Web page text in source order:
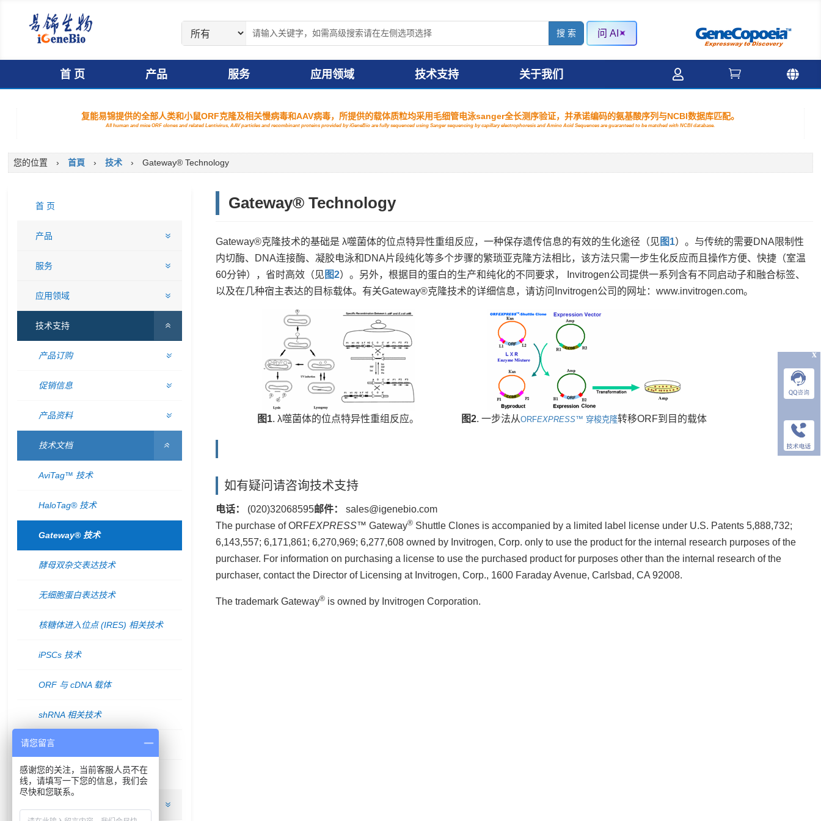
问 AI
首 页 产品 服务 应用领域 技术支持 关于我们   
复能易锦提供的全部人类和小鼠ORF克隆及相关慢病毒和AAV病毒，所提供的载体质粒均采用毛细管电泳sanger全长测序验证，并承诺编码的氨基酸序列与NCBI数据库匹配。
All human and mice ORF clones and related Lentivirus, AAV particles and recombinant proteins provided by iGeneBio are fully sequenced using Sanger sequencing by capillary electrophoresis and Amino Acid Sequences are guaranteed to be matched with NCBI database.
您的位置 › 首頁 › 技术 › Gateway® Technology
首 页
产品
服务
应用领域
技术支持
产品订购
促销信息
产品资料
技术文档
AviTag™ 技术
HaloTag® 技术
Gateway® 技术
酵母双杂交表达技术
无细胞蛋白表达技术
核糖体进入位点 (IRES) 相关技术
iPSCs 技术
ORF 与 cDNA 载体
shRNA 相关技术
miRNA 相关技术
慢病毒相关技术
Gateway® Technology
Gateway®克隆技术的基础是 λ噬菌体的位点特异性重组反应，一种保存遗传信息的有效的生化途径（见 图1）。与传统的需要DNA限制性
内切酶、DNA连接酶、凝胶电泳和DNA片段纯化等多个步骤的繁琐亚克隆方法相比，该方法只需一步生化反应而且操作方便、快捷（室温
60分钟），省时高效（见 图2）。另外，根据目的蛋白的生产和纯化的不同要求， Invitrogen公司提供一系列含有不同启动子和融合标签、
以及在几种宿主表达的目标载体。有关Gateway®克隆技术的详细信息，请访问Invitrogen公司的网址：www.invitrogen.com。
图1. λ噬菌体的位点特异性重组反应。 图2. 一步法从ORFEXPRESS™ 穿梭克隆转移ORF到目的载体
如有疑问请咨询技术支持
电话： (020)32068595邮件： sales@igenebio.com
The purchase of ORFEXPRESS™ Gateway®Shuttle Clones is accompanied by a limited label license under U.S. Patents 5,888,732;
6,143,557; 6,171,861; 6,270,969; 6,277,608 owned by Invitrogen, Corp. only to use the product for the internal research purposes of the
purchaser. For information on purchasing a license to use the purchased product for purposes other than the internal research of the
purchaser, contact the Director of Licensing at Invitrogen, Corp., 1600 Faraday Avenue, Carlsbad, CA 92008.
The trademark Gateway®is owned by Invitrogen Corporation.
x
请您留言
感谢您的关注，当前客服人员不在
线，请填写一下您的信息，我们会
尽快和您联系。